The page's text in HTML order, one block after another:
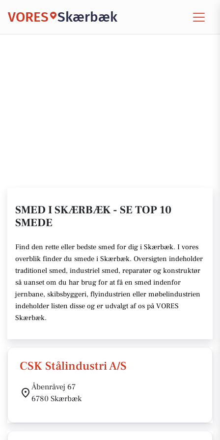
VORES Skærbæk
SMED I SKÆRBÆK - SE TOP 10
SMEDE
Find den rette eller bedste smed for dig i Skærbæk. I vores
overblik finder du smede i Skærbæk. Oversigten indeholder
traditionel smed, industriel smed, reparatør og konstruktør
så uanset om du har brug for at få en smed indenfor
jernbane, skibsbyggeri, flyindustrien eller møbelindustrien
indeholder listen disse og er udvalgt af os på VORES
Skærbæk.
CSK Stålindustri A/S
Åbenråvej 67
6780 Skærbæk